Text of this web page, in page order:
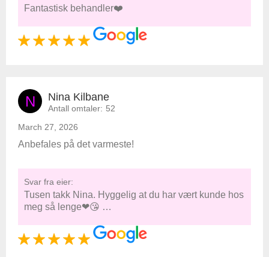
Fantastisk behandler❤️
N Nina Kilbane
Antall omtaler: 52
March 27, 2026
Anbefales på det varmeste!
Svar fra eier:
Tusen takk Nina. Hyggelig at du har vært kunde hos
meg så lenge❤😘 …